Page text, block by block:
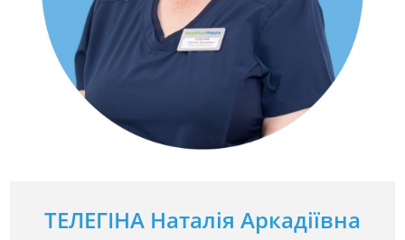
ТЕЛЕГІНА Наталія Аркадіївна